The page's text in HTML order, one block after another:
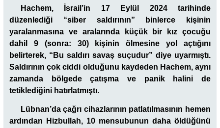
Hachem, İsrail’in 17 Eylül 2024 tarihinde
düzenlediği “siber saldırının” binlerce kişinin
yaralanmasına ve aralarında küçük bir kız çocuğu
dahil 9 (sonra: 30) kişinin ölmesine yol açtığını
belirterek, “Bu saldırı savaş suçudur” diye uyarmıştı.
Saldırının çok ciddi olduğunu kaydeden Hachem, aynı
zamanda bölgede çatışma ve panik halini de
tetiklediğini hatırlatmıştı.
Lübnan’da çağrı cihazlarının patlatılmasının hemen
ardından Hizbullah, 10 mensubunun daha öldüğünü